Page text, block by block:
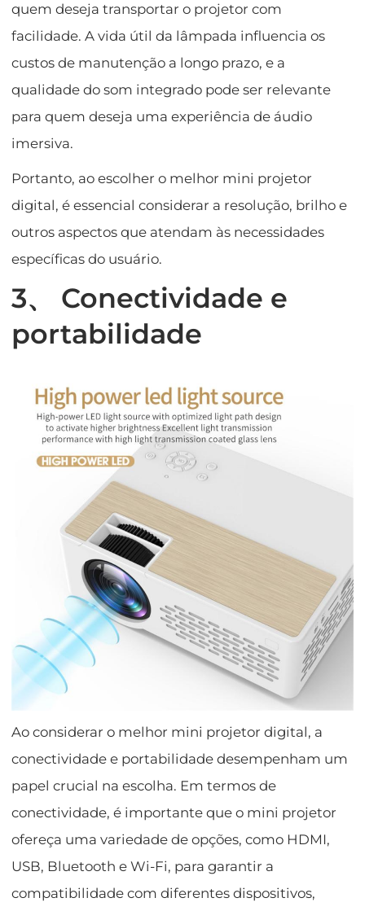
quem deseja transportar o projetor com
facilidade. A vida útil da lâmpada influencia os
custos de manutenção a longo prazo, e a
qualidade do som integrado pode ser relevante
para quem deseja uma experiência de áudio
imersiva.
Portanto, ao escolher o melhor mini projetor
digital, é essencial considerar a resolução, brilho e
outros aspectos que atendam às necessidades
específicas do usuário.
3、 Conectividade e
portabilidade
Ao considerar o melhor mini projetor digital, a
conectividade e portabilidade desempenham um
papel crucial na escolha. Em termos de
conectividade, é importante que o mini projetor
ofereça uma variedade de opções, como HDMI,
USB, Bluetooth e Wi-Fi, para garantir a
compatibilidade com diferentes dispositivos,